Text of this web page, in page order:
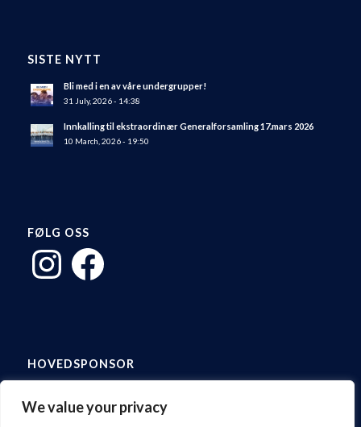
We value your privacy
SISTE NYTT
Bli med i en av våre undergrupper!
31 July, 2026 - 14:38
Innkalling til ekstraordinær Generalforsamling 17.mars 2026
10 March, 2026 - 19:50
FØLG OSS
InstagramFacebook
HOVEDSPONSOR